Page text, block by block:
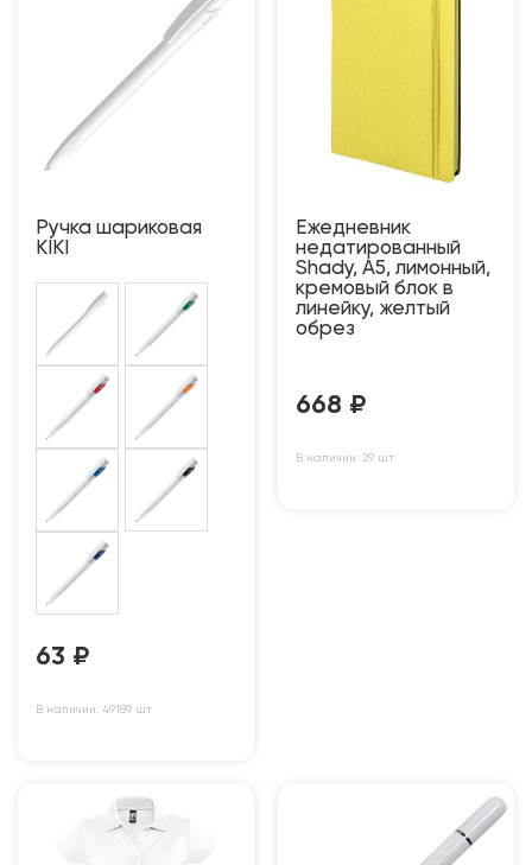
Ручка шариковая
KIKI
63 ₽
В наличии: 49189 шт
Ежедневник
недатированный
Shady, А5, лимонный,
кремовый блок в
линейку, желтый
обрез
668 ₽
В наличии: 29 шт